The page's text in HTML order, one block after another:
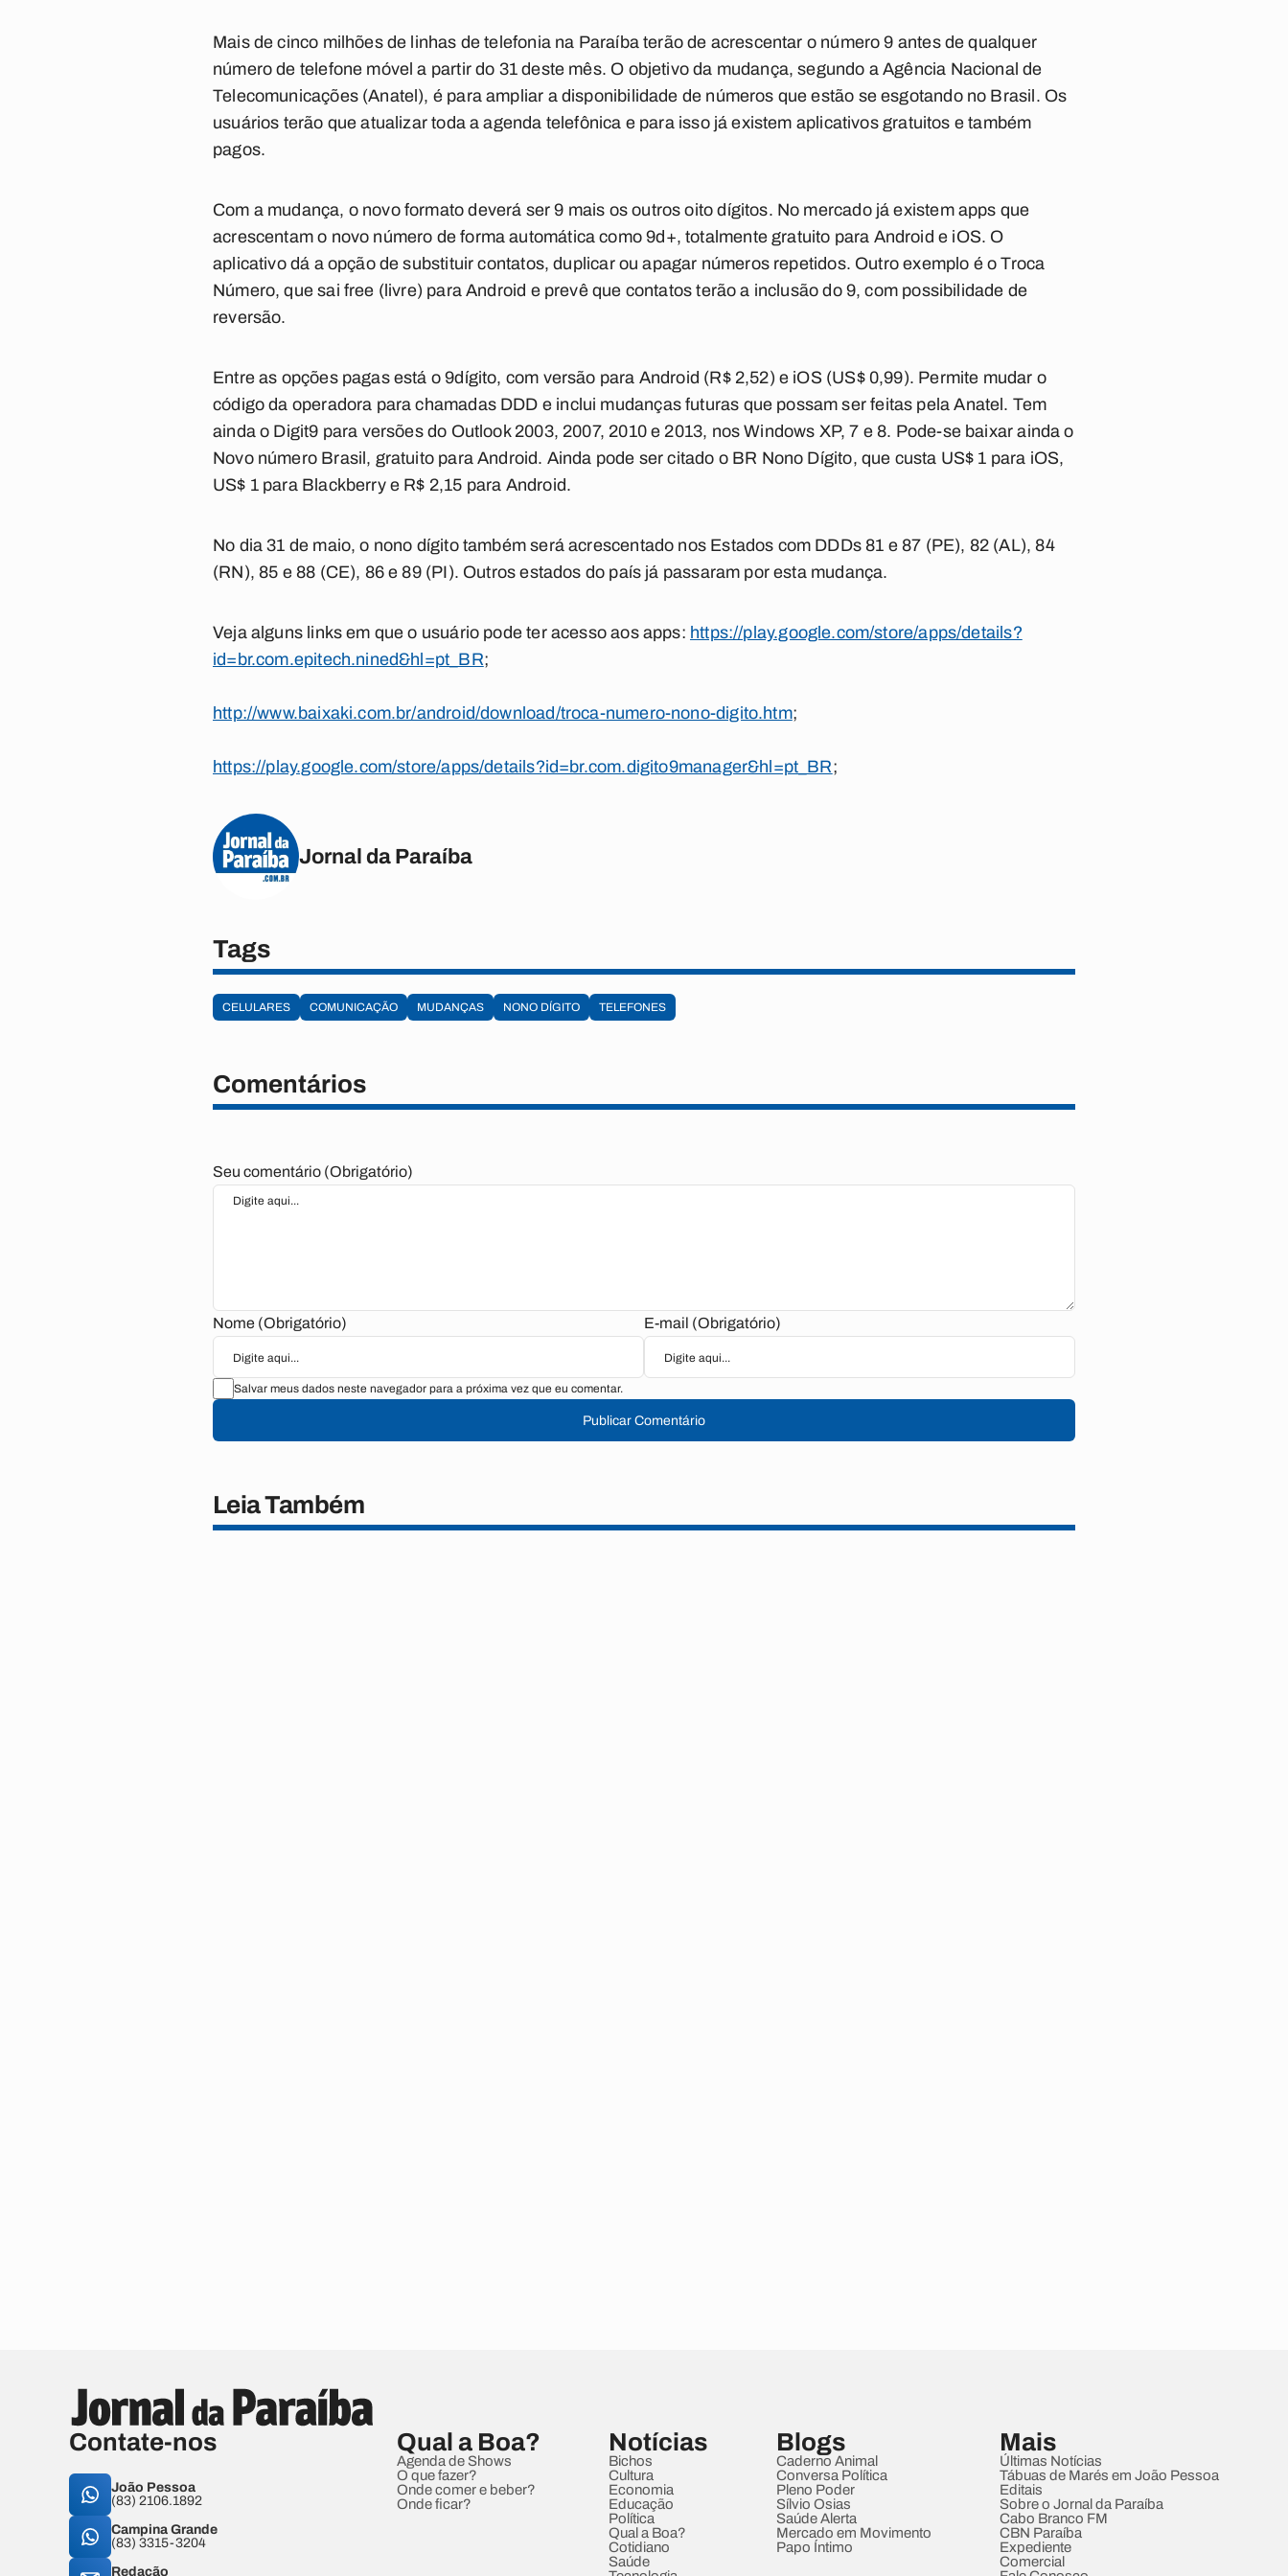
Mais de cinco milhões de linhas de telefonia na Paraíba terão de acrescentar o número 9 antes de qualquer
número de telefone móvel a partir do 31 deste mês. O objetivo da mudança, segundo a Agência Nacional de
Telecomunicações (Anatel), é para ampliar a disponibilidade de números que estão se esgotando no Brasil. Os
usuários terão que atualizar toda a agenda telefônica e para isso já existem aplicativos gratuitos e também
pagos.
Com a mudança, o novo formato deverá ser 9 mais os outros oito dígitos. No mercado já existem apps que
acrescentam o novo número de forma automática como 9d+, totalmente gratuito para Android e iOS. O
aplicativo dá a opção de substituir contatos, duplicar ou apagar números repetidos. Outro exemplo é o Troca
Número, que sai free (livre) para Android e prevê que contatos terão a inclusão do 9, com possibilidade de
reversão.
Entre as opções pagas está o 9dígito, com versão para Android (R$ 2,52) e iOS (US$ 0,99). Permite mudar o
código da operadora para chamadas DDD e inclui mudanças futuras que possam ser feitas pela Anatel. Tem
ainda o Digit9 para versões do Outlook 2003, 2007, 2010 e 2013, nos Windows XP, 7 e 8. Pode-se baixar ainda o
Novo número Brasil, gratuito para Android. Ainda pode ser citado o BR Nono Dígito, que custa US$ 1 para iOS,
US$ 1 para Blackberry e R$ 2,15 para Android.
No dia 31 de maio, o nono dígito também será acrescentado nos Estados com DDDs 81 e 87 (PE), 82 (AL), 84
(RN), 85 e 88 (CE), 86 e 89 (PI). Outros estados do país já passaram por esta mudança.
Veja alguns links em que o usuário pode ter acesso aos apps: https://play.google.com/store/apps/details?
id=br.com.epitech.nined&hl=pt_BR;
http://www.baixaki.com.br/android/download/troca-numero-nono-digito.htm;
https://play.google.com/store/apps/details?id=br.com.digito9manager&hl=pt_BR;
Jornal da Paraíba
Tags
CELULARES COMUNICAÇÃO MUDANÇAS NONO DÍGITO TELEFONES
Comentários
Seu comentário (Obrigatório)
Nome (Obrigatório) E-mail (Obrigatório)
Salvar meus dados neste navegador para a próxima vez que eu comentar.
Publicar Comentário
Leia Também
Contate-nos
João Pessoa
(83) 2106.1892
Campina Grande
(83) 3315-3204
Redação
Qual a Boa?
Agenda de Shows
O que fazer?
Onde comer e beber?
Onde ficar?
Notícias
Bichos
Cultura
Economia
Educação
Política
Qual a Boa?
Cotidiano
Saúde
Blogs
Caderno Animal
Conversa Política
Pleno Poder
Sílvio Osias
Saúde Alerta
Mercado em Movimento
Papo Íntimo
Mais
Últimas Notícias
Tábuas de Marés em João Pessoa
Editais
Sobre o Jornal da Paraíba
Cabo Branco FM
CBN Paraíba
Expediente
Comercial